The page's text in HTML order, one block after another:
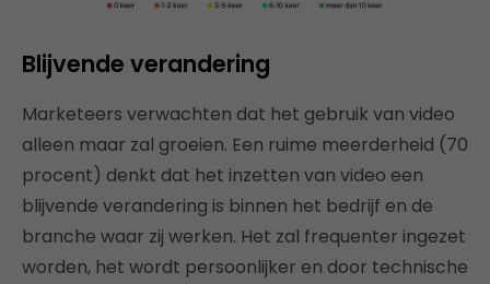
Blijvende verandering
Marketeers verwachten dat het gebruik van video
alleen maar zal groeien. Een ruime meerderheid (70
procent) denkt dat het inzetten van video een
blijvende verandering is binnen het bedrijf en de
branche waar zij werken. Het zal frequenter ingezet
worden, het wordt persoonlijker en door technische